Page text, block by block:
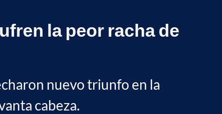
la peor racha de
nuevo triunfo en la
cabeza.